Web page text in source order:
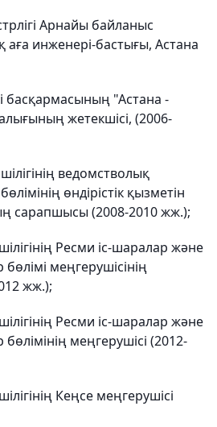
Арнайы байланыс
аға инженері-бастығы, Астана
басқармасының "Астана -
жетекшісі, (2006-
ведомстволық
өндірістік қызметін
сарапшысы (2008-2010 жж.);
Ресми іс-шаралар және
меңгерушісінің
жж.);
Ресми іс-шаралар және
меңгерушісі (2012-
Кеңсе меңгерушісі